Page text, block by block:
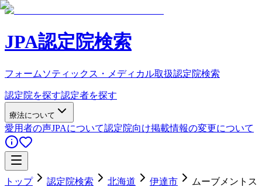
JPA認定院検索
フォームソティックス・メディカル取扱認定院検索
認定院を探す認定者を探す
療法について
愛用者の声JPAについて認定院向け掲載情報の変更について
トップ 認定院検索 北海道 伊達市
ムーブメントス